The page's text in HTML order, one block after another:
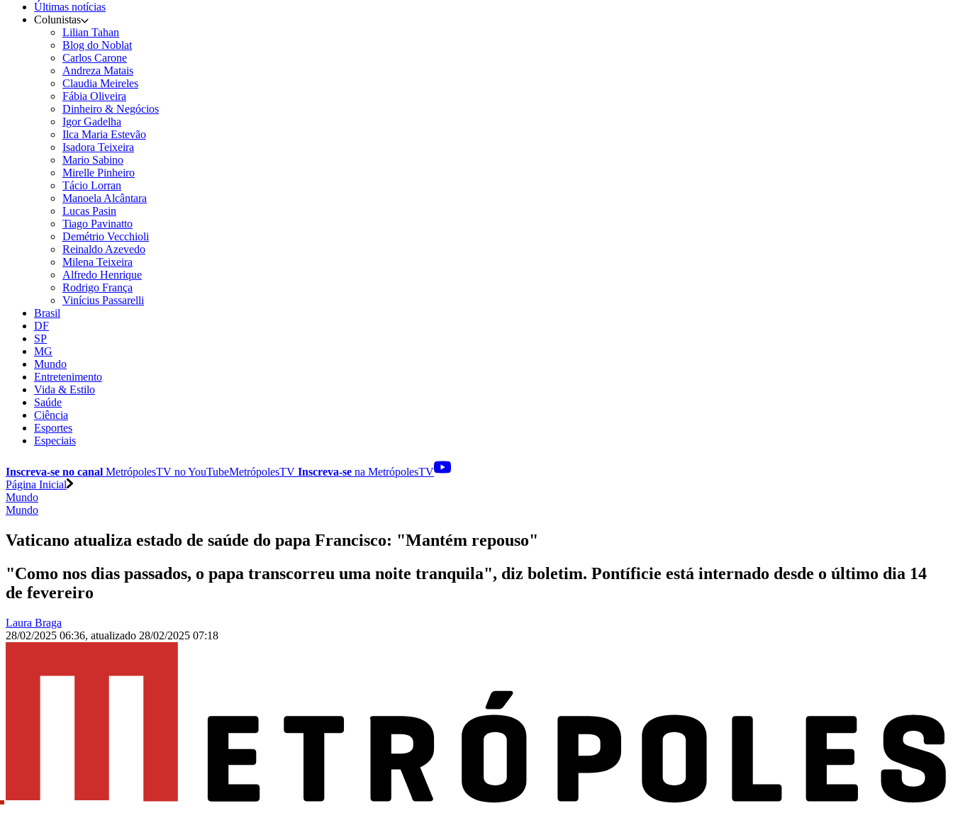
Últimas notícias
Colunistas
Lilian Tahan
Blog do Noblat
Carlos Carone
Andreza Matais
Claudia Meireles
Fábia Oliveira
Dinheiro & Negócios
Igor Gadelha
Ilca Maria Estevão
Isadora Teixeira
Mario Sabino
Mirelle Pinheiro
Tácio Lorran
Manoela Alcântara
Lucas Pasin
Tiago Pavinatto
Demétrio Vecchioli
Reinaldo Azevedo
Milena Teixeira
Alfredo Henrique
Rodrigo França
Vinícius Passarelli
Brasil
DF
SP
MG
Mundo
Entretenimento
Vida & Estilo
Saúde
Ciência
Esportes
Especiais
Inscreva-se no canal MetrópolesTV noYouTubeMetrópolesTV Inscreva-se na MetrópolesTV
Página Inicial
Mundo
Mundo
Vaticano atualiza estado de saúde do papa Francisco: "Mantém repouso"
"Como nos dias passados, o papa transcorreu uma noite tranquila", diz boletim. Pontíficie está internado desde o último dia 14
de fevereiro
Laura Braga
28/02/2025 06:36, atualizado 28/02/2025 07:18